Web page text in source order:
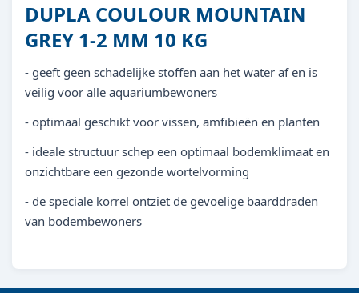
DUPLA COULOUR MOUNTAIN
GREY 1-2 MM 10 KG
- geeft geen schadelijke stoffen aan het water af en is
veilig voor alle aquariumbewoners
- optimaal geschikt voor vissen, amfibieën en planten
- ideale structuur schep een optimaal bodemklimaat en
onzichtbare een gezonde wortelvorming
- de speciale korrel ontziet de gevoelige baarddraden
van bodembewoners